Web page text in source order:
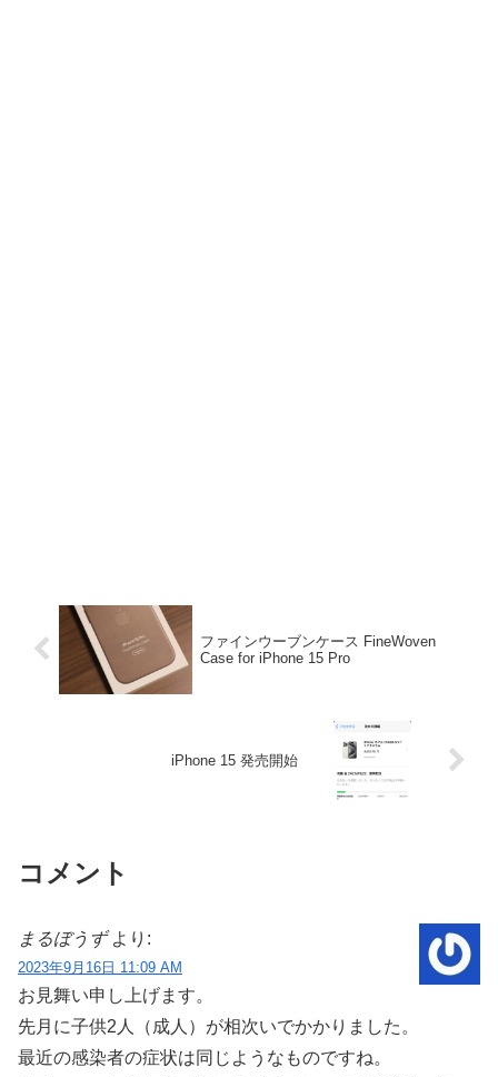
ファインウーブンケース FineWoven
Case for iPhone 15 Pro
iPhone 15 発売開始
コメント
まるぼうず より:
2023年9月16日 11:09 AM
お見舞い申し上げます。
先月に子供2人（成人）が相次いでかかりました。
最近の感染者の症状は同じようなものですね。